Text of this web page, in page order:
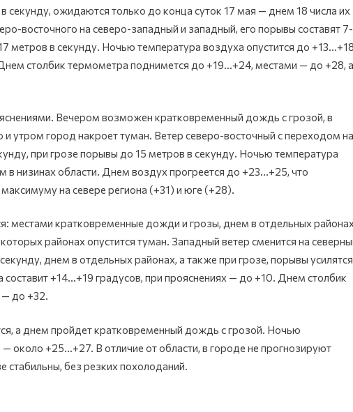
секунду, ожидаются только до конца суток 17 мая — днем 18 числа их
восточного на северо-западный и западный, его порывы составят 7-
метров в секунду. Ночью температура воздуха опустится до +13…+18
столбик термометра поднимется до +19…+24, местами — до +28, а
Вечером возможен кратковременный дождь с грозой, в
утром город накроет туман. Ветер северо-восточный с переходом на
при грозе порывы до 15 метров в секунду. Ночью температура
в низинах области. Днем воздух прогреется до +23…+25, что
на севере региона (+31) и юге (+28).
местами кратковременные дожди и грозы, днем в отдельных районах
районах опустится туман. Западный ветер сменится на
днем в отдельных районах, а также при грозе, порывы усилятся
+14…+19 градусов, при прояснениях — до +10. Днем столбик
до +32.
а днем пройдет кратковременный дождь с грозой. Ночью
около +25…+27. В отличие от области, в городе не прогнозируют
стабильны, без резких похолоданий.